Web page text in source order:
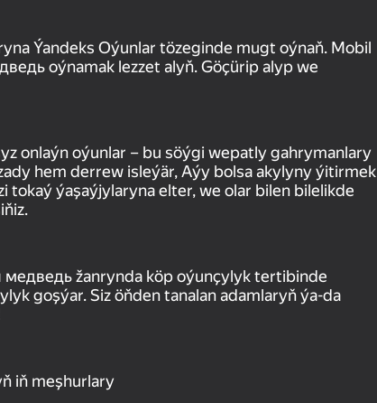
Ýandeks Oýunlar tözeginde mugt oýnaň. Mobil
oýnamak lezzet alyň. Göçürip alyp we
onlaýn oýunlar – bu söýgi wepatly gahrymanlary
hem derrew isleýär, Aýy bolsa akylyny ýitirmek
tokaý ýaşaýjylaryna elter, we olar bilen bilelikde
žanrynda köp oýunçylyk tertibinde
goşýar. Siz öňden tanalan adamlaryň ýa-da
iň meşhurlary